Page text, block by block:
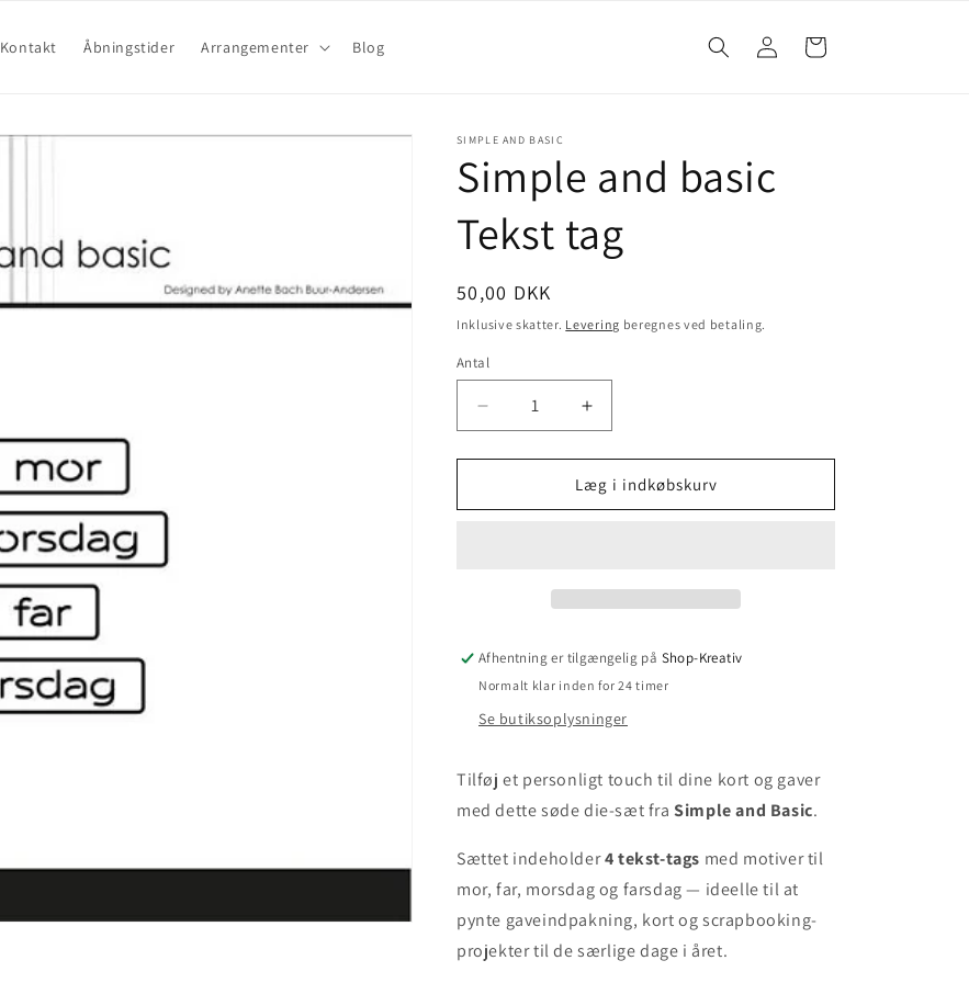
Kontakt Åbningstider Arrangementer Blog
Log
ind
Indkøbskurv
SIMPLE AND BASIC
Simple and basic
Tekst tag
50,00 DKK
Inklusive skatter. Levering beregnes ved betaling.
Antal
Læg i indkøbskurv
Afhentning er tilgængelig på Shop-Kreativ
Normalt klar inden for 24 timer
Se butiksoplysninger
Tilføj et personligt touch til dine kort og gaver
med dette søde die-sæt fraSimple and Basic.
Sættet indeholder4 tekst-tags med motiver til
mor, far, morsdag og farsdag — ideelle til at
pynte gaveindpakning, kort og scrapbooking-
projekter til de særlige dage i året.